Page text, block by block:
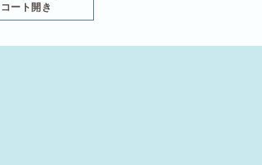
コート開き